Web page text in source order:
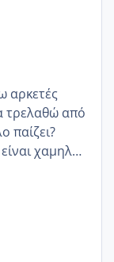
αρκετές
παίζει?
χαμηλή
μια
τερματιστεί
7